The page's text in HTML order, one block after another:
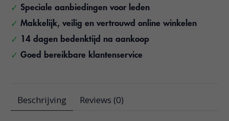
Speciale aanbiedingen voor leden
Makkelijk, veilig en vertrouwd online winkelen
14 dagen bedenktijd na aankoop
Goed bereikbare klantenservice
Beschrijving Reviews (0)